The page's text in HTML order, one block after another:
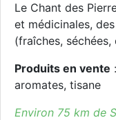
Le Chant des
et médicinales,
(fraîches,
Produits en vente
aromates, tisane
Environ 75 km de